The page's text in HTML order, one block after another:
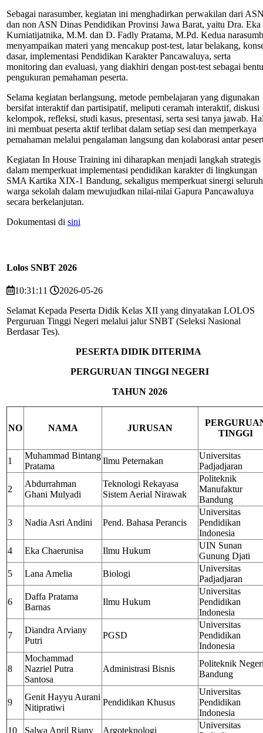
Sebagai narasumber, kegiatan ini menghadirkan perwakilan dari
dan non ASN Dinas Pendidikan Provinsi Jawa Barat, yaitu Dra. Eka
Kurniatijatnika, M.M. dan D. Fadly Pratama, M.Pd. Kedua
menyampaikan materi yang mencakup post-test, latar belakang,
dasar, implementasi Pendidikan Karakter Pancawaluya, serta
monitoring dan evaluasi, yang diakhiri dengan post-test sebagai
pengukuran pemahaman peserta.
Selama kegiatan berlangsung, metode pembelajaran yang digunakan
bersifat interaktif dan partisipatif, meliputi ceramah interaktif, diskusi
kelompok, refleksi, studi kasus, presentasi, serta sesi tanya jawab.
ini membuat peserta aktif terlibat dalam setiap sesi dan memperkaya
pemahaman melalui pengalaman langsung dan kolaborasi antar
Kegiatan In House Training ini diharapkan menjadi langkah strategis
dalam memperkuat implementasi pendidikan karakter di lingkungan
SMA Kartika XIX-1 Bandung, sekaligus memperkuat sinergi seluruh
warga sekolah dalam mewujudkan nilai-nilai Gapura Pancawaluya
secara berkelanjutan.
Dokumentasi di sini
Lolos SNBT 2026
10:31:11
2026-05-26
Selamat Kepada Peserta Didik Kelas XII yang dinyatakan LOLOS
Perguruan Tinggi Negeri melalui jalur SNBT (Seleksi Nasional
Berdasar Tes).
PESERTA DIDIK DITERIMA
PERGURUAN TINGGI NEGERI
TAHUN 2026
NO NAMA JURUSAN
TINGGI
1
Muhammad Bintang
Pratama
Ilmu Peternakan
Universitas
Padjadjaran
2
Abdurrahman
Ghani Mulyadi
Teknologi Rekayasa
Sistem Aerial Nirawak
Politeknik
Manufaktur
Bandung
3 Nadia Asri Andini Pend. Bahasa Perancis
Universitas
Pendidikan
Indonesia
4
Eka Chaerunisa Ilmu Hukum
UIN Sunan
Gunung Djati
5
Lana Amelia Biologi
Universitas
Padjadjaran
6
Daffa Pratama
Barnas
Ilmu Hukum
Universitas
Pendidikan
Indonesia
7
Diandra Arviany
Putri
PGSD
Universitas
Pendidikan
Indonesia
8
Mochammad
Nazriel Putra
Santosa
Administrasi Bisnis
Politeknik
Bandung
9
Genit Hayyu Aurani
Nitipratiwi
Pendidikan Khusus
Universitas
Pendidikan
Indonesia
10
Salwa April Riany Argoteknologi
Universitas